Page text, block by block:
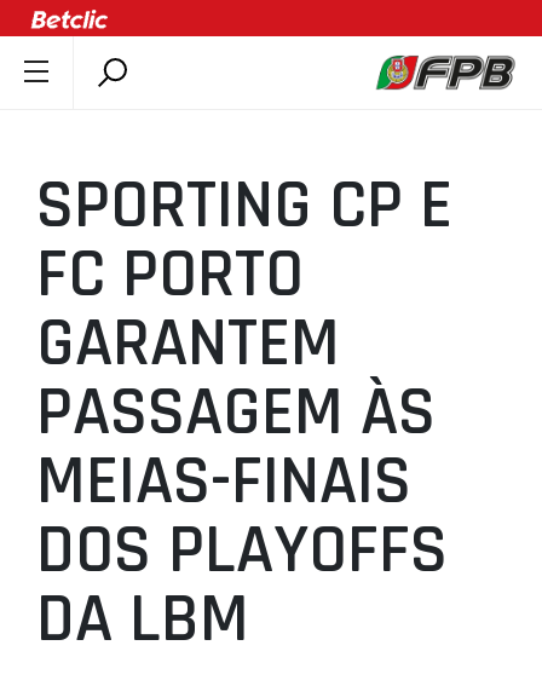
ÚLTIMAS
COMPETIÇÕES
ASSOCIAÇÕES
CLUBES
AGENTES
AGENDA
SELEÇÕES
MINIBASQUETE
ÁREA TÉCNICA
PROJETOS
LIGA BETCLIC MASCULINA
SPORTING CP E
FC PORTO
GARANTEM
PASSAGEM ÀS
MEIAS-FINAIS
DOS PLAYOFFS
DA LBM